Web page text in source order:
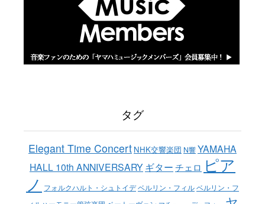
タグ
Elegant Time Concert NHK交響楽団 N響YAMAHA
HALL 10th ANNIVERSARYギターチェロ ピア
ノ
フォルクハルト・シュトイデベルリン・フィルベルリン・フ